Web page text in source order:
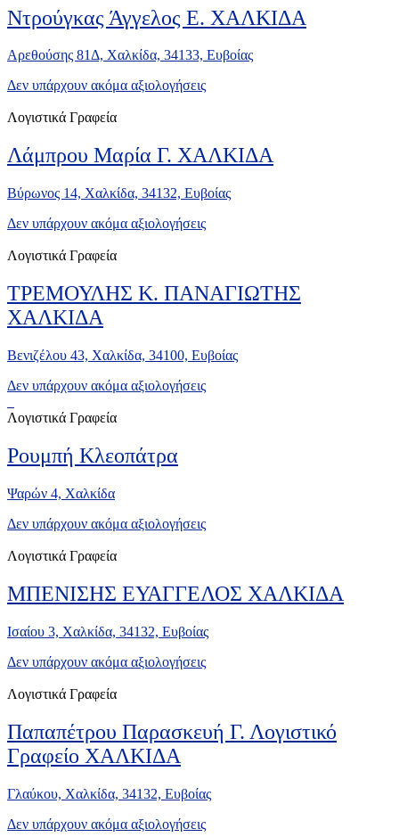
Ντρούγκας Άγγελος Ε. ΧΑΛΚΙΔΑ
Αρεθούσης 81Δ, Χαλκίδα, 34133, Ευβοίας
Δεν υπάρχουν ακόμα αξιολογήσεις
Λογιστικά Γραφεία
Λάμπρου Μαρία Γ. ΧΑΛΚΙΔΑ
Βύρωνος 14, Χαλκίδα, 34132, Ευβοίας
Δεν υπάρχουν ακόμα αξιολογήσεις
Λογιστικά Γραφεία
ΤΡΕΜΟΥΛΗΣ Κ. ΠΑΝΑΓΙΩΤΗΣ
ΧΑΛΚΙΔΑ
Βενιζέλου 43, Χαλκίδα, 34100, Ευβοίας
Δεν υπάρχουν ακόμα αξιολογήσεις
Λογιστικά Γραφεία
Ρουμπή Κλεοπάτρα
Ψαρών 4, Χαλκίδα
Δεν υπάρχουν ακόμα αξιολογήσεις
Λογιστικά Γραφεία
ΜΠΕΝΙΣΗΣ ΕΥΑΓΓΕΛΟΣ ΧΑΛΚΙΔΑ
Ισαίου 3, Χαλκίδα, 34132, Ευβοίας
Δεν υπάρχουν ακόμα αξιολογήσεις
Λογιστικά Γραφεία
Παπαπέτρου Παρασκευή Γ. Λογιστικό
Γραφείο ΧΑΛΚΙΔΑ
Γλαύκου, Χαλκίδα, 34132, Ευβοίας
Δεν υπάρχουν ακόμα αξιολογήσεις